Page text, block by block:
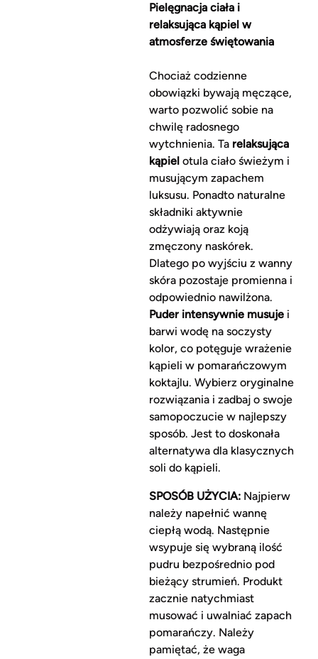
Pielęgnacja ciała i
relaksująca kąpiel w
atmosferze świętowania
Chociaż codzienne
obowiązki bywają męczące,
warto pozwolić sobie na
chwilę radosnego
wytchnienia. Ta relaksująca
kąpiel otula ciało świeżym i
musującym zapachem
luksusu. Ponadto naturalne
składniki aktywnie
odżywiają oraz koją
zmęczony naskórek.
Dlatego po wyjściu z wanny
skóra pozostaje promienna i
odpowiednio nawilżona.
Puder intensywnie musujei
barwi wodę na soczysty
kolor, co potęguje wrażenie
kąpieli w pomarańczowym
koktajlu. Wybierz oryginalne
rozwiązania i zadbaj o swoje
samopoczucie w najlepszy
sposób. Jest to doskonała
alternatywa dla klasycznych
soli do kąpieli.
SPOSÓB UŻYCIA:Najpierw
należy napełnić wannę
ciepłą wodą. Następnie
wsypuje się wybraną ilość
pudru bezpośrednio pod
bieżący strumień. Produkt
zacznie natychmiast
musować i uwalniać zapach
pomarańczy. Należy
pamiętać, że waga